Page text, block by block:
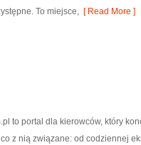
To miejsce, [ Read More ]
to portal dla kierowców, który
z nią związane: od codziennej